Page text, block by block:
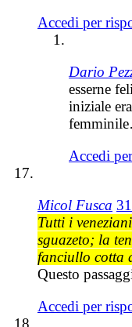
Accedi per
Dario
esserne
iniziale
Accedi
Micol Fusca
Tutti i
sguazeto; la
fanciullo cotta
Questo
Accedi per